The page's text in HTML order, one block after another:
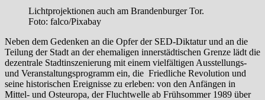
Lichtprojektionen auch am Brandenburger Tor.
Foto: falco/Pixabay
Neben dem Gedenken an die Opfer der SED-Diktatur und an die
Teilung der Stadt an der ehemaligen innerstädtischen Grenze lädt die
dezentrale Stadtinszenierung mit einem vielfältigen Ausstellungs-
und Veranstaltungsprogramm ein, die Friedliche Revolution und
seine historischen Ereignisse zu erleben: von den Anfängen in
Mittel- und Osteuropa, der Fluchtwelle ab Frühsommer 1989 über